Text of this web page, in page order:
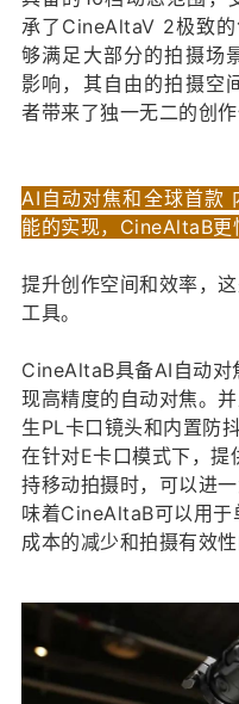
承了CineAltaV 2极致
够满足大部分的拍摄场
影响，其自由的拍摄空
者带来了独一无二的创作
AI自动对焦和全球首款
能的实现，CineAltaB更
提升创作空间和效率，
工具。
CineAltaB具备AI自动对
现高精度的自动对焦。
生PL卡口镜头和内置防
在针对E卡口模式下，提
持移动拍摄时，可以进
味着CineAltaB可以用于
成本的减少和拍摄有效性